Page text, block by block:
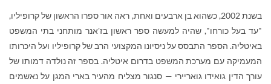
בשנת 2002, כשהוא בן ארבעים ואחת, ראה אור ספרו הראשון של קרופיליו,
"עד בעל כורחו", שהיה למעשה ספר ראשון בז'אנר מותחני בתי המשפט
באיטליה. הספר התבסס על ניסיונו המקצועי הרב של קרופיליו ועל היכרותו
המעמיקה עם מערכת המשפט בדרום איטליה. בספר זה נולדה דמותו של
עורך הדין גואידו גואריירי — סנגור מצליח מהעיר בארי המגן על נאשמים